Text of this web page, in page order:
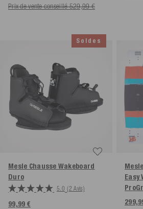
Prix de vente conseillé 529,99 €
Soldes
Mesle Chausse Wakeboard
Duro
5.0 (2 Avis)
99,99 €
Easy